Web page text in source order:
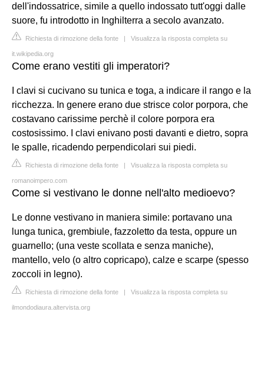
dell'indossatrice, simile a quello indossato tutt'oggi dalle
suore, fu introdotto in Inghilterra a secolo avanzato.
Richiesta di rimozione della fonte | Visualizza la risposta completa su
it.wikipedia.org
Come erano vestiti gli imperatori?
I clavi si cucivano su tunica e toga, a indicare il rango e la
ricchezza. In genere erano due strisce color porpora, che
costavano carissime perchè il colore porpora era
costosissimo. I clavi enivano posti davanti e dietro, sopra
le spalle, ricadendo perpendicolari sui piedi.
Richiesta di rimozione della fonte | Visualizza la risposta completa su
romanoimpero.com
Come si vestivano le donne nell'alto medioevo?
Le donne vestivano in maniera simile: portavano una
lunga tunica, grembiule, fazzoletto da testa, oppure un
guarnello; (una veste scollata e senza maniche),
mantello, velo (o altro copricapo), calze e scarpe (spesso
zoccoli in legno).
Richiesta di rimozione della fonte | Visualizza la risposta completa su
ilmondodiaura.altervista.org